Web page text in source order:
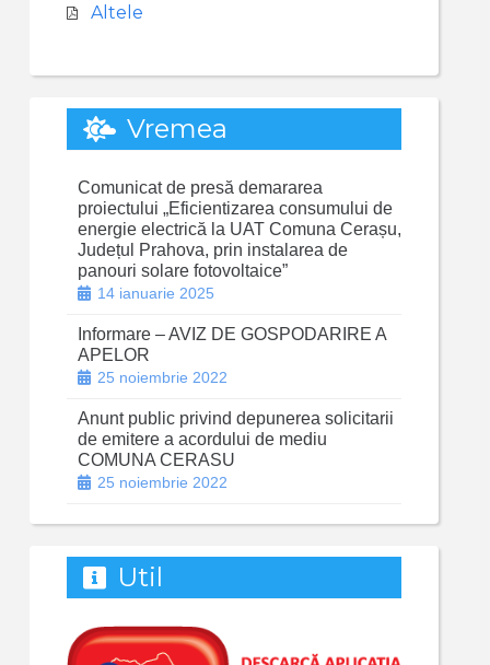
Altele
Vremea
Comunicat de presă demararea
proiectului „Eficientizarea consumului de
energie electrică la UAT Comuna Cerașu,
Județul Prahova, prin instalarea de
panouri solare fotovoltaice”
14 ianuarie 2025
Informare – AVIZ DE GOSPODARIRE A
APELOR
25 noiembrie 2022
Anunt public privind depunerea solicitarii
de emitere a acordului de mediu
COMUNA CERASU
25 noiembrie 2022
Util